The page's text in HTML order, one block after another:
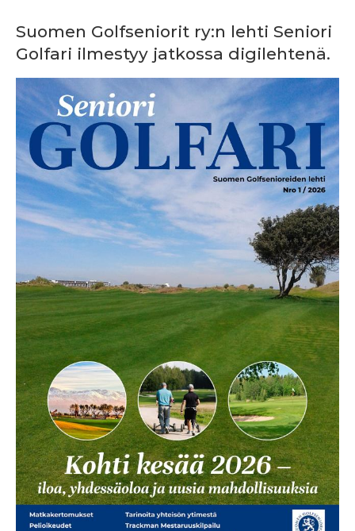
Suomen Golfseniorit ry:n lehti Seniori
Golfari ilmestyy jatkossa digilehtenä.